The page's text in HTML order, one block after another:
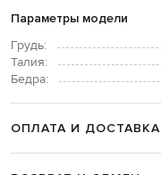
Параметры модели
Грудь:
Талия:
Бедра:
ОПЛАТА И ДОСТАВКА